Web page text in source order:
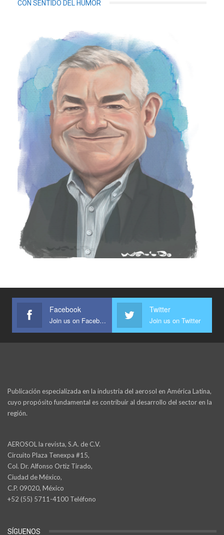
CON SENTIDO DEL HUMOR
Facebook
Join us on Facebook
Twitter
Join us on Twitter
Publicación especializada en la industria del aerosol en América Latina,
cuyo propósito fundamental es contribuir al desarrollo del sector en la
región.
AEROSOL la revista, S.A. de C.V.
Circuito Plaza Tenexpa #15,
Col. Dr. Alfonso Ortiz Tirado,
Ciudad de México,
C.P. 09020, México
+52 (55) 5711-4100 Teléfono
SÍGUENOS